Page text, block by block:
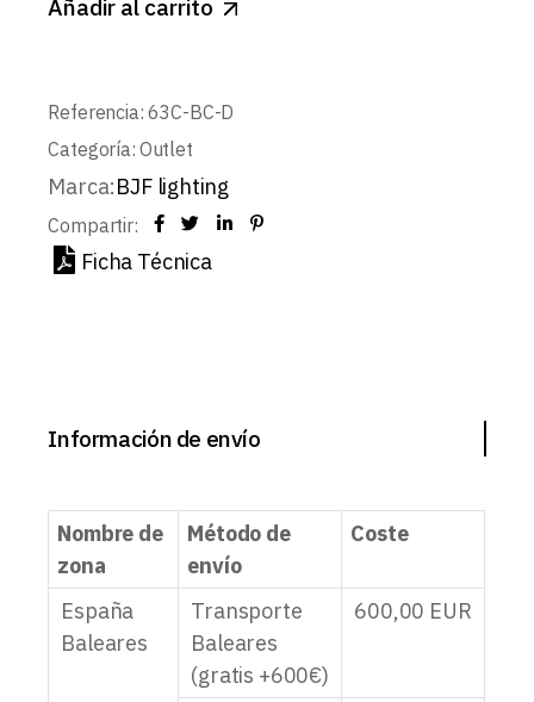
Añadir al carrito
Referencia: 63C-BC-D
Categoría: Outlet
Marca:BJF lighting
Compartir:
Ficha Técnica
Información de envío
Nombre de
zona
Método de
envío
Coste
España
Baleares
Transporte
Baleares
(gratis +600€)
600,00 EUR